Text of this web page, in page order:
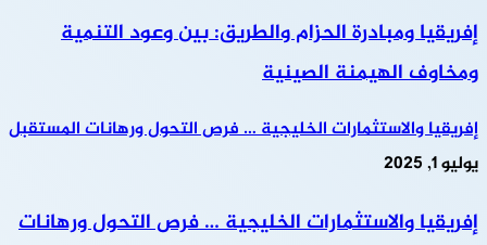
إفريقيا ومبادرة الحزام والطريق: بين وعود التنمية
ومخاوف الهيمنة الصينية
إفريقيا والاستثمارات الخليجية … فرص التحول ورهانات المستقبل
يوليو 1, 2025
إفريقيا والاستثمارات الخليجية … فرص التحول ورهانات